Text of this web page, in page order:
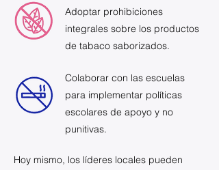
Adoptar prohibiciones
integrales sobre los productos
de tabaco saborizados.
Colaborar con las escuelas
para implementar políticas
escolares de apoyo y no
punitivas.
Hoy mismo, los líderes locales pueden